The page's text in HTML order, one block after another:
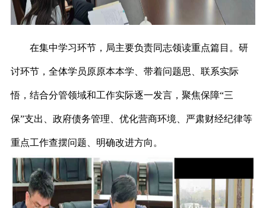
在集中学习环节，局主要负责同志领读重点篇目。研
讨环节，全体学员原原本本学、带着问题思、联系实际
悟，结合分管领域和工作实际逐一发言，聚焦保障“三
保”支出、政府债务管理、优化营商环境、严肃财经纪律等
重点工作查摆问题、明确改进方向。